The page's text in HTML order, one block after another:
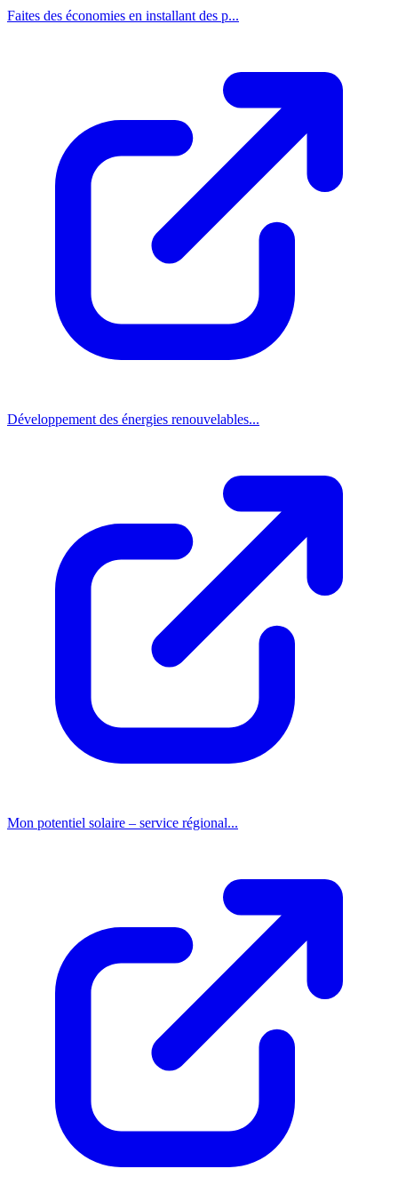
Faites des économies en installant des p...
Développement des énergies renouvelables...
Mon potentiel solaire – service régional...